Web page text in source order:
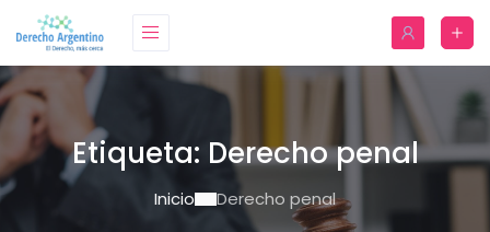
Etiqueta: Derecho penal
Inicio Derecho penal